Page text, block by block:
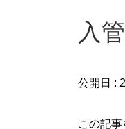
入
公開日 :
この記事